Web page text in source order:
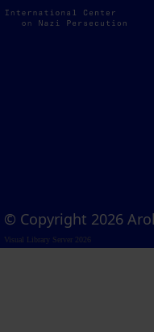
© Copyright 2026
Visual Library Server 2026